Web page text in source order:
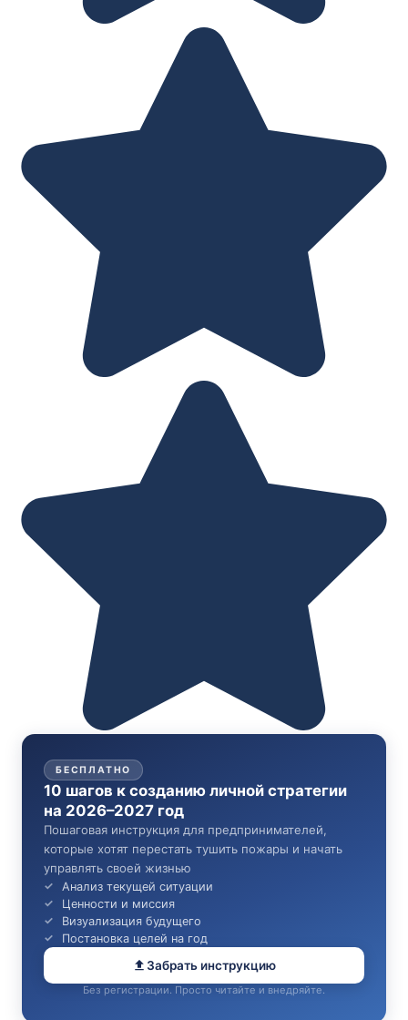
БЕСПЛАТНО
10 шагов к созданию личной стратегии
на 2026–2027 год
Пошаговая инструкция для предпринимателей,
которые хотят перестать тушить пожары и начать
управлять своей жизнью
Анализ текущей ситуации
Ценности и миссия
Визуализация будущего
Постановка целей на год
Забрать инструкцию
Без регистрации. Просто читайте и внедряйте.